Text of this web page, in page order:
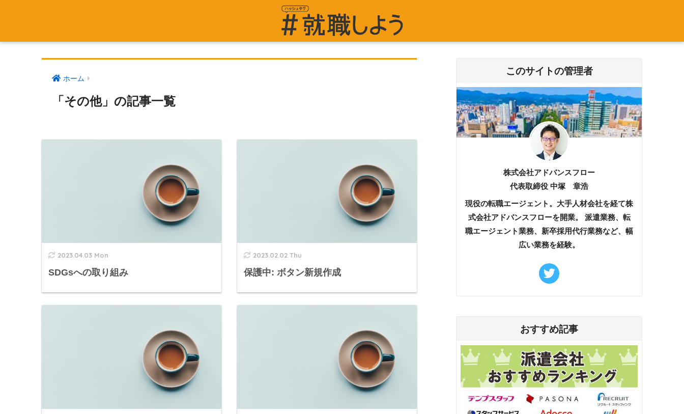
ホーム
「その他」の記事一覧
2023.04.03 Mon
SDGsへの取り組み
2023.02.02 Thu
保護中: ボタン新規作成
このサイトの管理者
株式会社アドバンスフロー
代表取締役 中塚 章浩
現役の転職エージェント。大手人材会社を経て株
式会社アドバンスフローを開業。 派遣業務、転
職エージェント業務、新卒採用代行業務など、幅
広い業務を経験。
おすすめ記事